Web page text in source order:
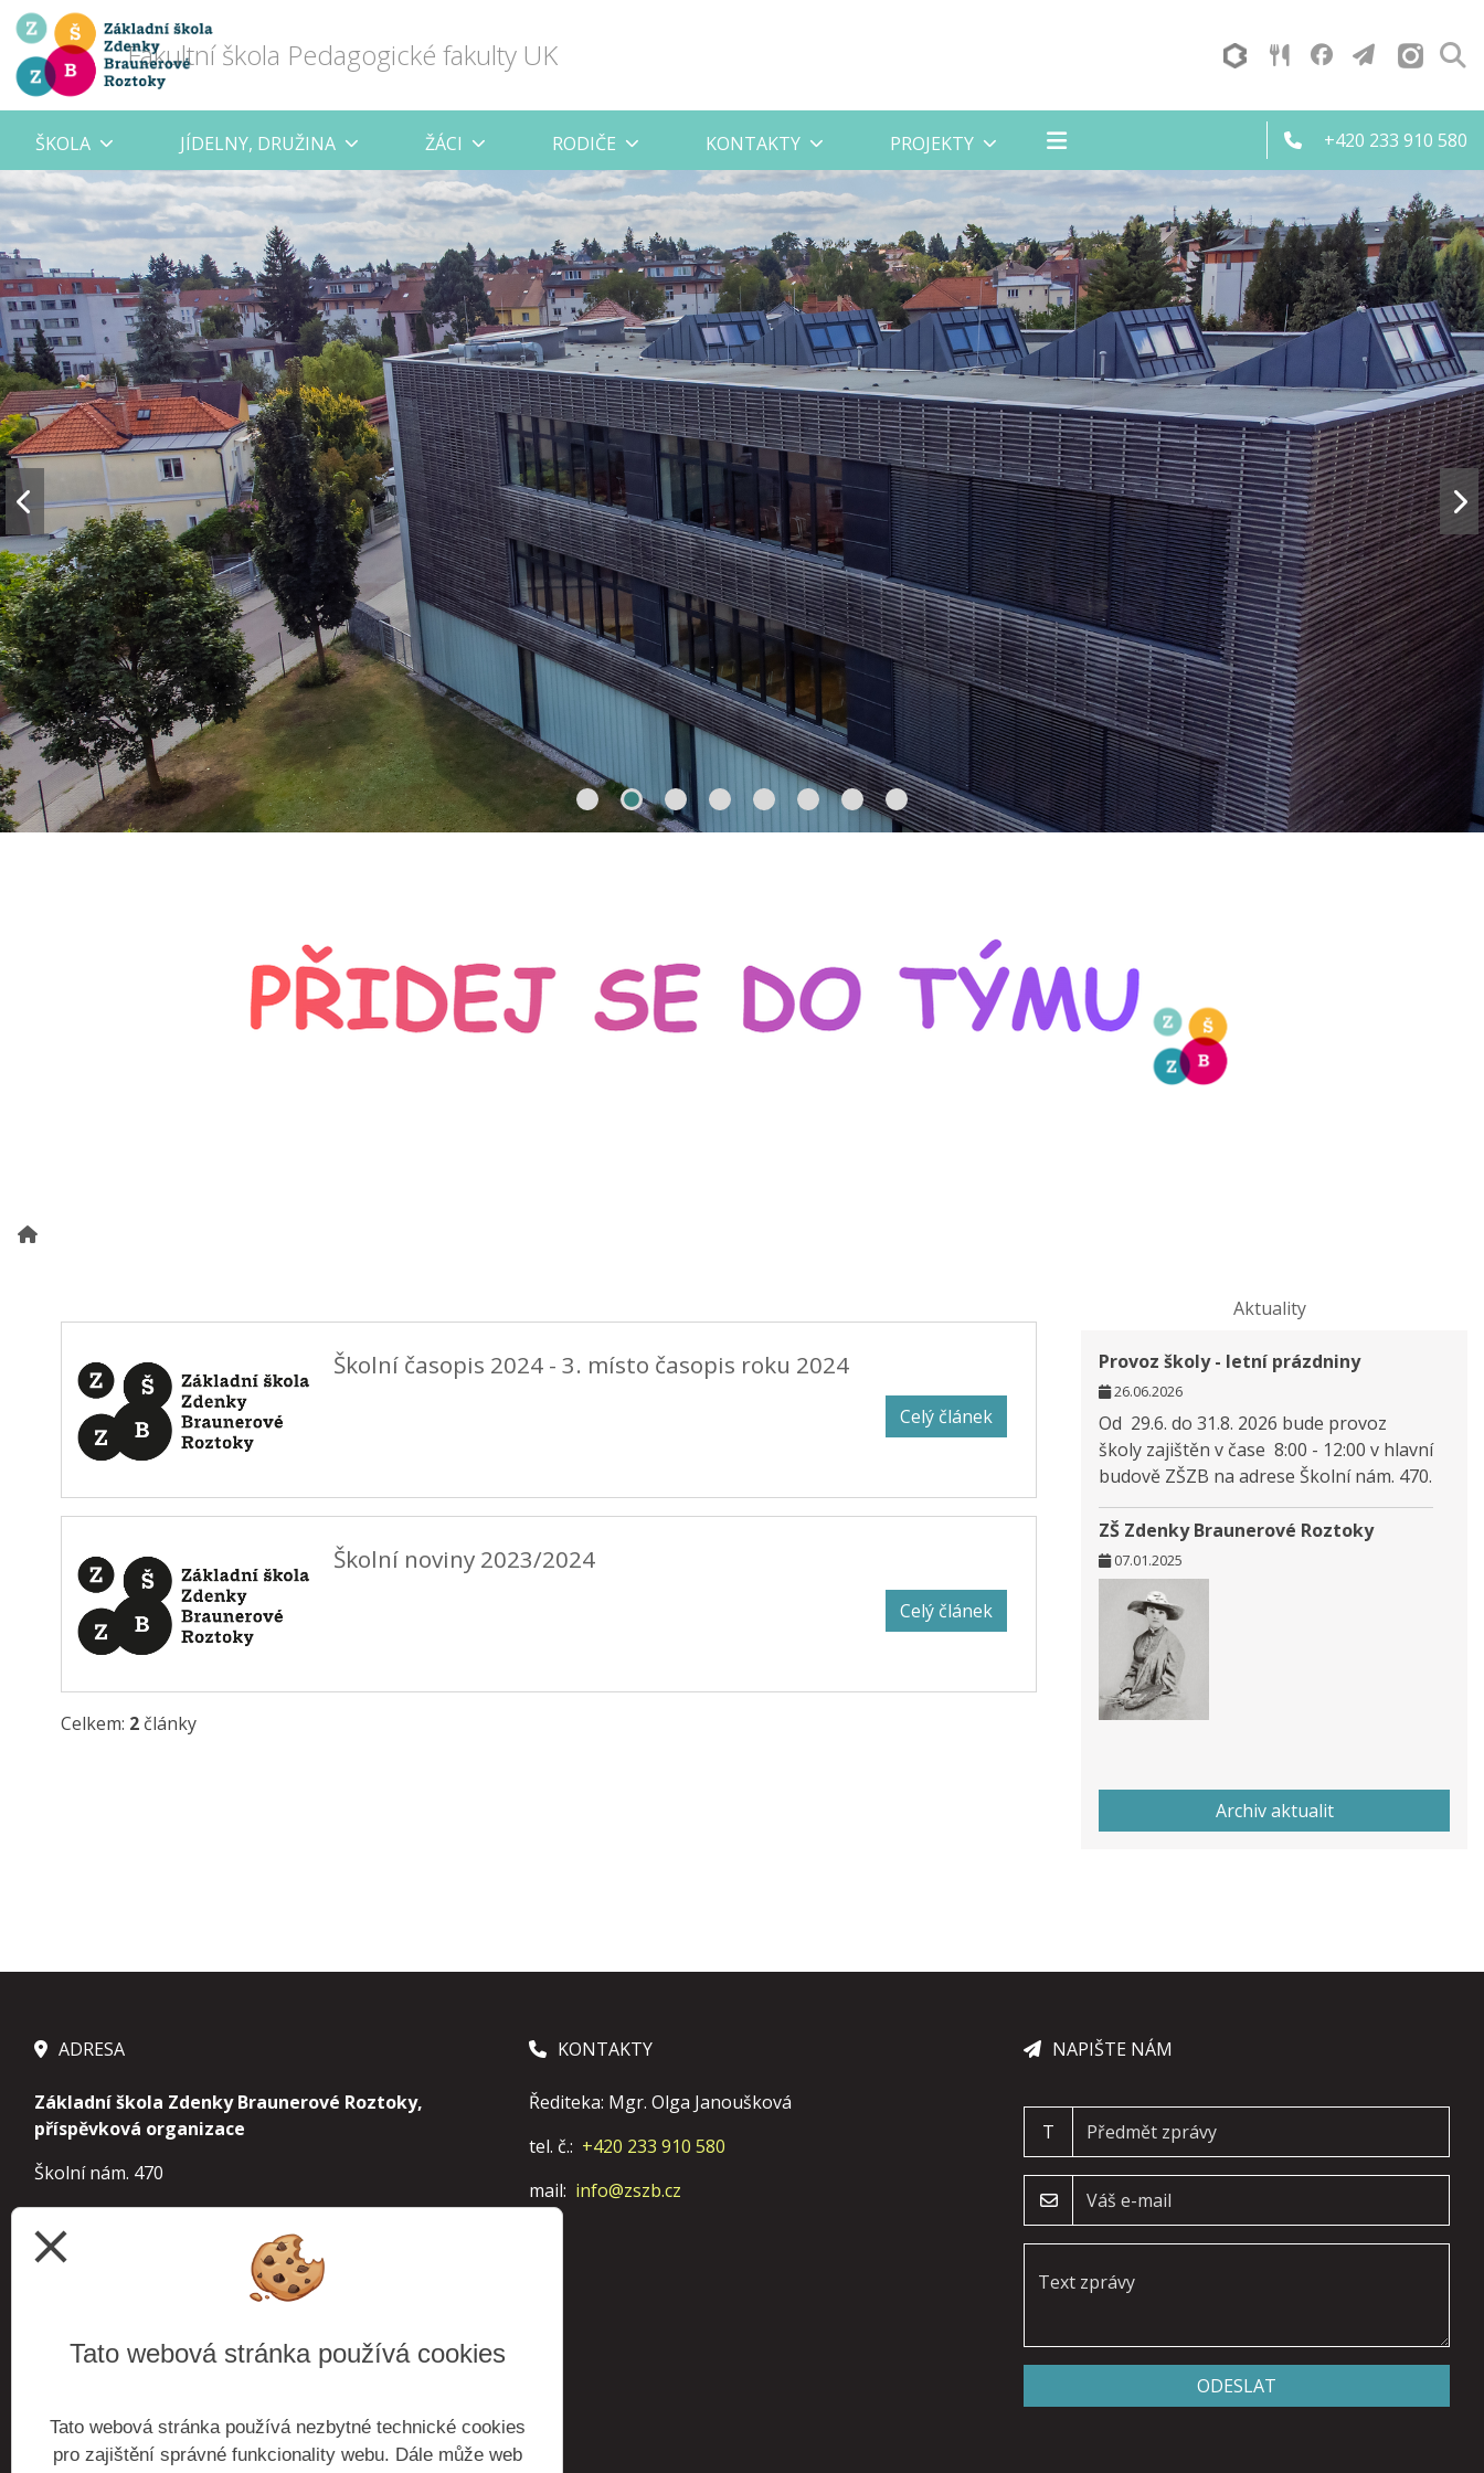
Fakultní škola Pedagogické fakulty UK
ŠKOLA JÍDELNY, DRUŽINA ŽÁCI RODIČE KONTAKTY PROJEKTY +420 233 910 580
Školní časopis 2024 - 3. místo časopis roku 2024
Celý článek
Školní noviny 2023/2024
Celý článek
Celkem: 2 články
Aktuality
Provoz školy - letní prázdniny
26.06.2026
Od 29.6. do 31.8. 2026 bude provoz
školy zajištěn v čase 8:00 - 12:00 v hlavní
budově ZŠZB na adrese Školní nám. 470.
ZŠ Zdenky Braunerové Roztoky
07.01.2025
Archiv aktualit
ADRESA
Základní škola Zdenky Braunerové Roztoky,
příspěvková organizace
Školní nám. 470
IČ 70854963
IZO 000 241 610 základní škola
113 900 155školní družina
budova Roztoky Školní nám. 470, 252 63 Roztoky
budova Žalov
Zaorálkova 1300, 252 63 Roztoky
KONTAKTY
Řediteka: Mgr. Olga Janoušková
tel. č.: +420 233 910 580
mail: info@zszb.cz
NAPIŠTE NÁM
T
ODESLAT
close
Tato webová stránka používá cookies
Tato webová stránka používá nezbytné technické cookies
pro zajištění správné funkcionality webu. Dále může web